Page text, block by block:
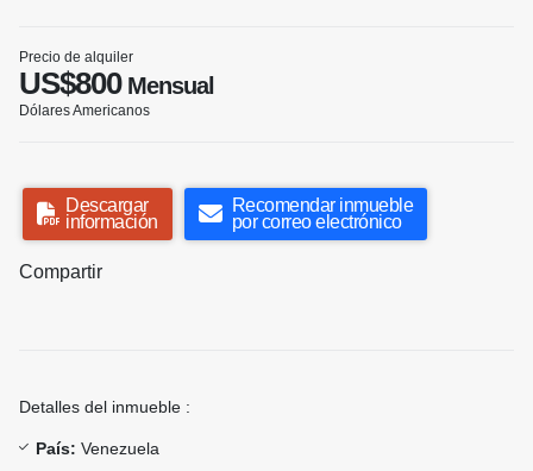
Precio de alquiler
US$800Mensual
Dólares Americanos
Descargar
información
Recomendar inmueble
por correo electrónico
Compartir
Detalles del inmueble :
País: Venezuela